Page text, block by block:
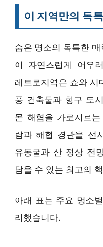
이 지역만의 독
숨은 명소의 독특한
이 자연스럽게 어우
레트로지역은 쇼와 시
풍 건축물과 항구 도
몬 해협을 가로지르
람과 해협 경관을 선
유동굴과 산 정상 전
담을 수 있는 최고의
아래 표는 주요 명소
리했습니다.